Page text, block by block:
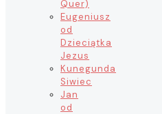
Quer)
Eugeniusz
od
Dzieciątka
Jezus
Kunegunda
Siwiec
Jan
od